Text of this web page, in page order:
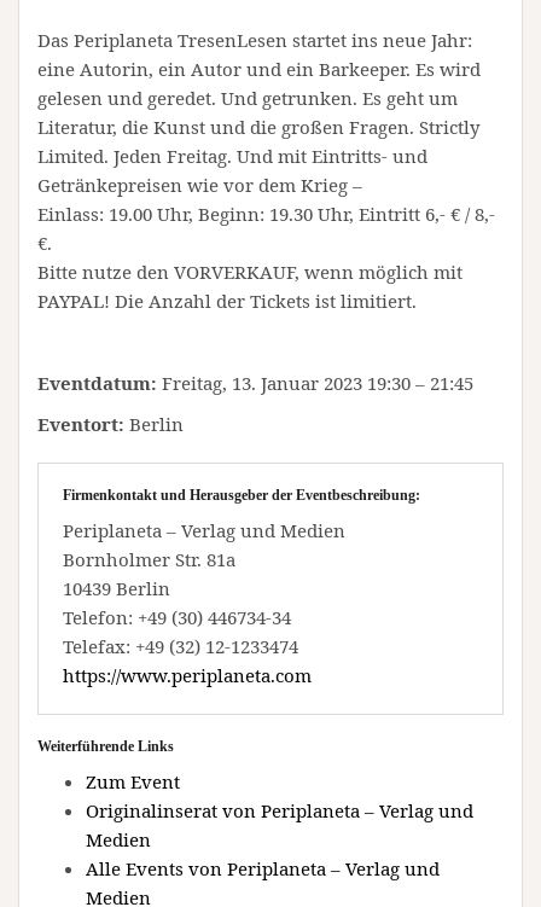
Das Periplaneta TresenLesen startet ins neue Jahr:
eine Autorin, ein Autor und ein Barkeeper. Es wird
gelesen und geredet. Und getrunken. Es geht um
Literatur, die Kunst und die großen Fragen. Strictly
Limited. Jeden Freitag. Und mit Eintritts- und
Getränkepreisen wie vor dem Krieg –
Einlass: 19.00 Uhr, Beginn: 19.30 Uhr, Eintritt 6,- € / 8,-
€.
Bitte nutze den VORVERKAUF, wenn möglich mit
PAYPAL! Die Anzahl der Tickets ist limitiert.
Eventdatum: Freitag, 13. Januar 2023 19:30 – 21:45
Eventort: Berlin
Firmenkontakt und Herausgeber der Eventbeschreibung:
Periplaneta – Verlag und Medien
Bornholmer Str. 81a
10439 Berlin
Telefon: +49 (30) 446734-34
Telefax: +49 (32) 12-1233474
https://www.periplaneta.com
Weiterführende Links
Zum Event
Originalinserat von Periplaneta – Verlag und
Medien
Alle Events von Periplaneta – Verlag und
Medien